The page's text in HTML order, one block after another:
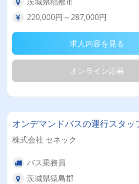
220,000円～287,000円
求人内容を見る
オンライン応募
オンデマンドバスの運行スタッ
株式会社 セネック
バス乗務員
茨城県猿島郡